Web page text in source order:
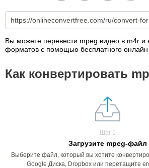
Вы можете перевести mpeg видео в m4r и
форматов с помощью бесплатного онлайн
Как конвертировать
Шаг 1
Загрузите mpeg-файл
Выберите файл, который вы хотите
Google Диска, Dropbox или перетащите